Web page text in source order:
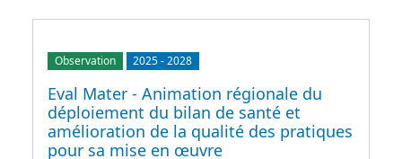
Observation 2025-2028
Eval Mater - Animation régionale du
déploiement du bilan de santé et
amélioration de la qualité des pratiques
pour sa mise en œuvre